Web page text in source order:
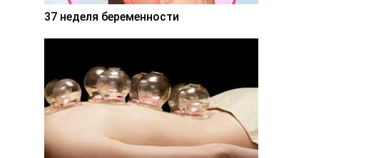
37 неделя беременности